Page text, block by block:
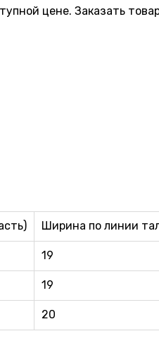
цене. Заказать
Ширина по линии
19
19
20